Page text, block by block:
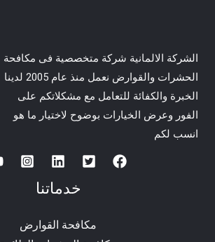
الشركة الالمانية شركة متخصصية فى مكافحة
الحشرات والقوارض نعمل منذ عام 2005 لدينا
الخبرة والكفائة للتعامل مع مشكلاتكم على
الفور وعرض الخيارات بوضوح لاختيار ما هو
انسب لكم
خدماتنا
مكافحة القوارض